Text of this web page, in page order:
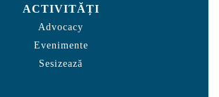
ACTIVITĂȚI
Advocacy
Evenimente
Sesizează